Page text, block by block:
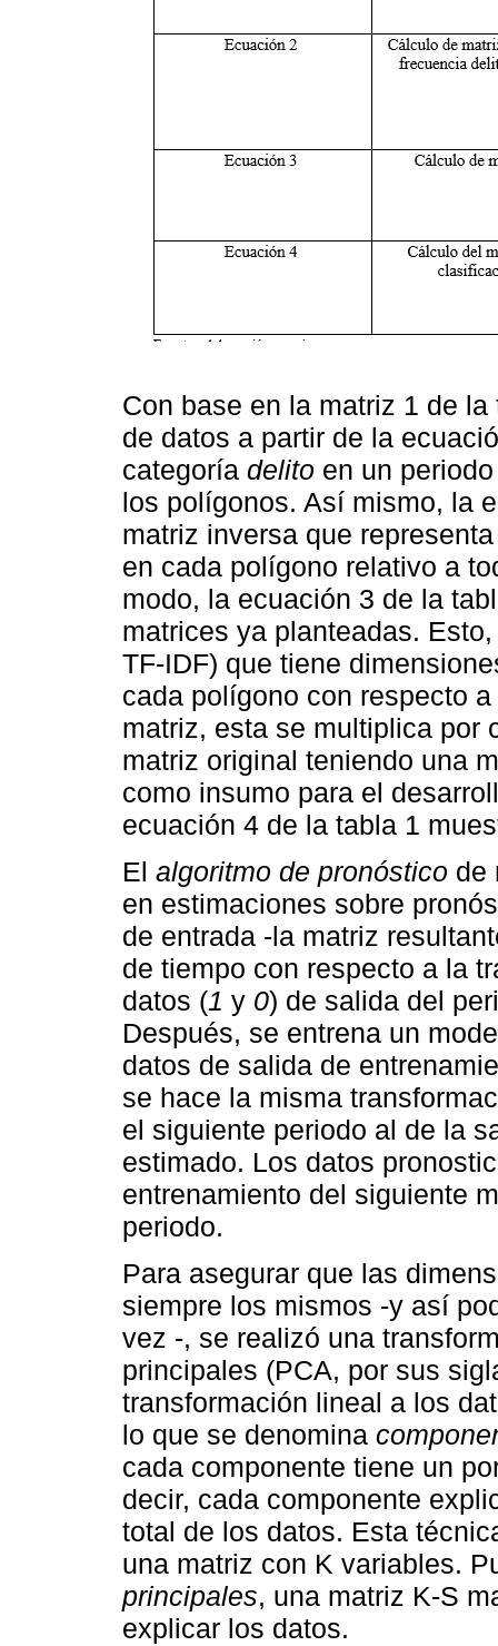
Con base en la matriz 1 de
de datos a partir de la
categoría delito en un
los polígonos. Así mismo, la
matriz inversa que
en cada polígono relativo a
modo, la ecuación 3 de la
matrices ya planteadas.
TF-IDF) que tiene
cada polígono con respecto
matriz, esta se multiplica por
matriz original teniendo una
como insumo para el
ecuación 4 de la tabla 1
El algoritmo de pronóstico de
en estimaciones sobre
de entrada -la matriz
de tiempo con respecto a la
datos (1 y 0) de salida del
Después, se entrena un
datos de salida de
se hace la misma
el siguiente periodo al de la
estimado. Los datos
entrenamiento del siguiente
periodo.
Para asegurar que las
siempre los mismos -y así
vez -, se realizó una
principales (PCA, por sus
transformación lineal a los
lo que se denomina
cada componente tiene un
decir, cada componente
total de los datos. Esta
una matriz con K variables.
principales, una matriz K-S
explicar los datos.